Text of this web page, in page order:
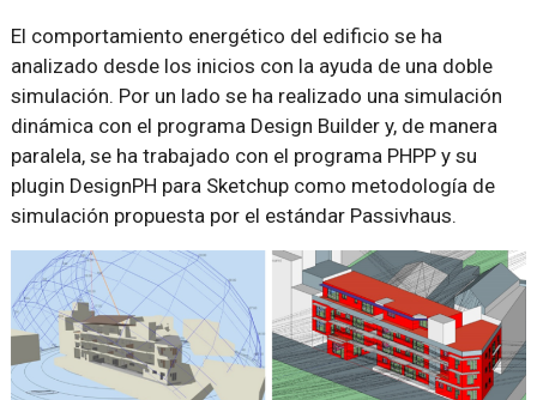
El comportamiento energético del edificio se ha
analizado desde los inicios con la ayuda de una doble
simulación. Por un lado se ha realizado una simulación
dinámica con el programa Design Builder y, de manera
paralela, se ha trabajado con el programa PHPP y su
plugin DesignPH para Sketchup como metodología de
simulación propuesta por el estándar Passivhaus.